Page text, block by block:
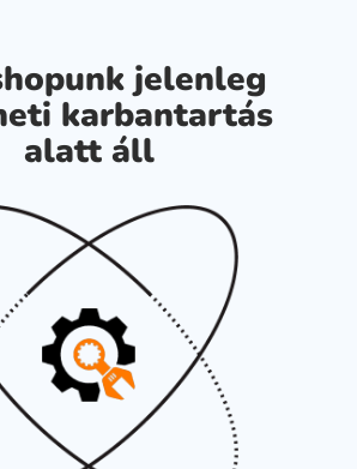
jelenleg
karbantartás
alatt áll